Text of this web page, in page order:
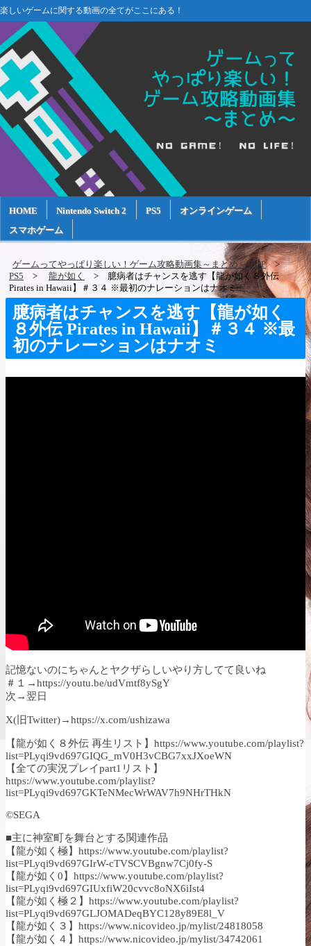
楽しいゲームに関する動画の全てがここにある！
HOME Nintendo Switch 2 PS5
オンラインゲーム
スマホゲーム
ゲームってやっぱり楽しい！ゲーム攻略動画集～まとめ～ TOP
PS5
龍が如く
臆病者はチャンスを逃す【龍が如く８外伝
Pirates in Hawaii】＃３４ ※最初のナレーションはナオミ
臆病者はチャンスを逃す【龍が如く
８外伝 Pirates in Hawaii】＃３４ ※最
初のナレーションはナオミ
記憶ないのにちゃんとヤクザらしいやり方してて良いね
＃１→https://youtu.be/udVmtf8ySgY
次→翌日
X(旧Twitter)→https://x.com/ushizawa
【龍が如く８外伝 再生リスト】https://www.youtube.com/playlist?
list=PLyqi9vd697GIQG_mV0H3vCBG7xxJXoeWN
【全ての実況プレイpart1リスト】
https://www.youtube.com/playlist?
list=PLyqi9vd697GKTeNMecWrWAV7h9NHrTHkN
©SEGA
■主に神室町を舞台とする関連作品
【龍が如く極】https://www.youtube.com/playlist?
list=PLyqi9vd697GIrW-cTVSCVBgnw7Cj0fy-S
【龍が如く0】https://www.youtube.com/playlist?
list=PLyqi9vd697GIUxfiW20cvvc8oNX6iIst4
【龍が如く極２】https://www.youtube.com/playlist?
list=PLyqi9vd697GLJOMADeqBYC128y89E8l_V
【龍が如く３】https://www.nicovideo.jp/mylist/24818058
【龍が如く４】https://www.nicovideo.jp/mylist/34742061